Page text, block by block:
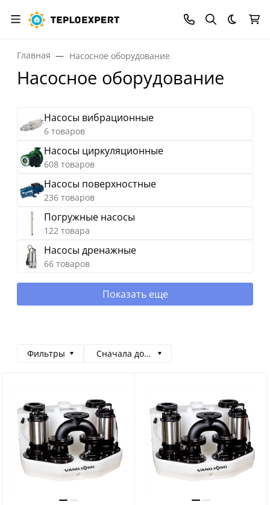
Темная
Главная Насосное оборудование
Насосное оборудование
Насосы вибрационные
6 товаров
Насосы циркуляционные
608 товаров
Насосы поверхностные
236 товаров
Погружные насосы
122 товара
Насосы дренажные
66 товаров
Показать еще
Фильтры Сначала дорогие